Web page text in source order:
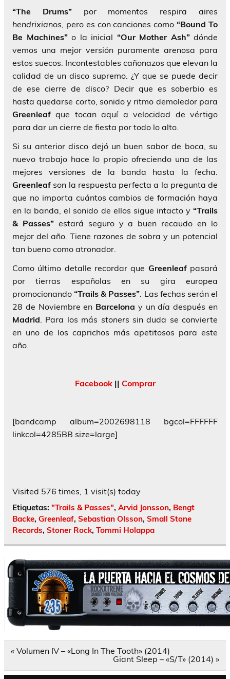
“The Drums”por momentos respira aires
hendrixianos , pero es con canciones como“Bound To
Be Machines”o la inicial “Our Mother Ash”dónde
vemos una mejor versión puramente arenosa para
estos suecos. Incontestables cañonazos que elevan la
calidad de un disco supremo. ¿Y que se puede decir
de ese cierre de disco? Decir que es soberbio es
hasta quedarse corto, sonido y ritmo demoledor para
Greenleafque tocan aquí a velocidad de vértigo
para dar un cierre de fiesta por todo lo alto.
Si su anterior disco dejó un buen sabor de boca, su
nuevo trabajo hace lo propio ofreciendo una de las
mejores versiones de la banda hasta la fecha.
Greenleaf son la respuesta perfecta a la pregunta de
que no importa cuántos cambios de formación haya
en la banda, el sonido de ellos sigue intacto y “Trails
& Passes”estará seguro y a buen recaudo en lo
mejor del año. Tiene razones de sobra y un potencial
tan bueno como atronador.
Como último detalle recordar que Greenleaf pasará
por tierras españolas en su gira europea
promocionando“Trails & Passes” . Las fechas serán el
28 de Noviembre en Barcelona y un día después en
Madrid . Para los más stoners sin duda se convierte
en uno de los caprichos más apetitosos para este
año.
Facebook|| Comprar
[bandcamp album=2002698118 bgcol=FFFFFF
linkcol=4285BB size=large]
Visited 576 times, 1 visit(s) today
Etiquetas: "Trails & Passes", Arvid Jonsson, Bengt
Backe, Greenleaf, Sebastian Olsson, Small Stone
Records, Stoner Rock, Tommi Holappa
Navegación
« Volumen IV – «Long In The Tooth» (2014)
Giant Sleep – «S/T» (2014) »